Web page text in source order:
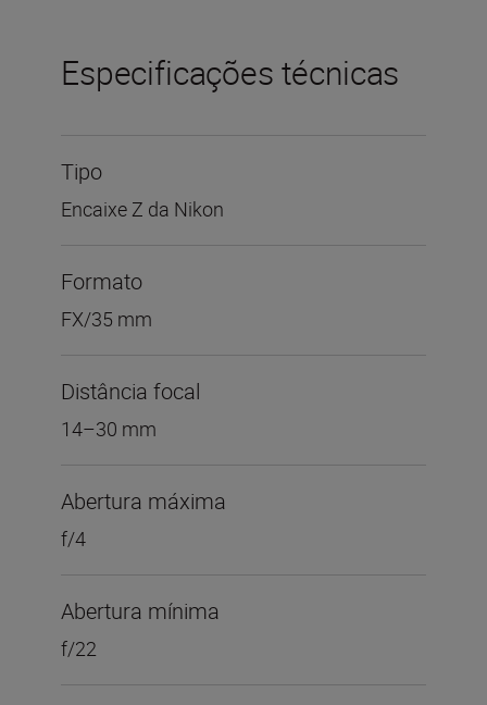
Especificações técnicas
Tipo
Encaixe Z da Nikon
Formato
FX/35 mm
Distância focal
14–30 mm
Abertura máxima
f/4
Abertura mínima
f/22